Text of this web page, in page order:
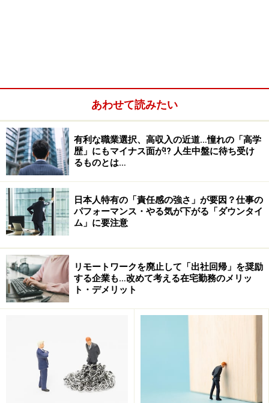
あわせて読みたい
有利な職業選択、高収入の近道…憧れの「高学
歴」にもマイナス面が!? 人生中盤に待ち受け
るものとは…
日本人特有の「責任感の強さ」が要因？仕事の
パフォーマンス・やる気が下がる「ダウンタイ
ム」に要注意
リモートワークを廃止して「出社回帰」を奨励
する企業も…改めて考える在宅勤務のメリッ
ト・デメリット